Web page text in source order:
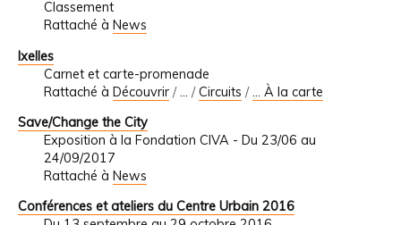
Classement
Rattaché à News
Ixelles
Carnet et carte-promenade
Rattaché à Découvrir /… /Circuits /... À la carte
Save/Change the City
Exposition à la Fondation CIVA - Du 23/06 au
24/09/2017
Rattaché à News
Conférences et ateliers du Centre Urbain 2016